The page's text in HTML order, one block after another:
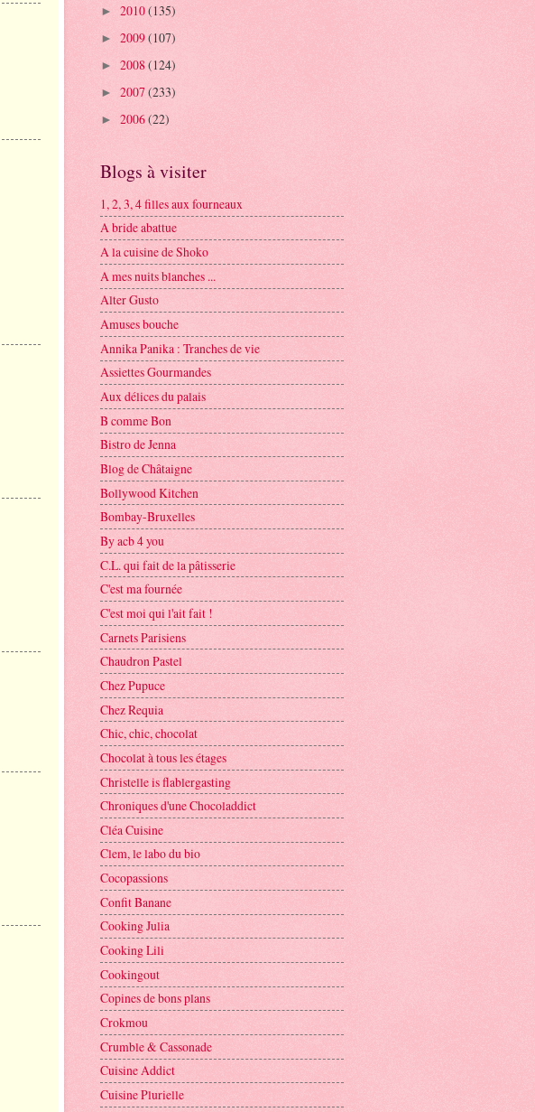
► 2010(135)
► 2009(107)
► 2008(124)
► 2007 (233)
► 2006(22)
Blogs à visiter
1, 2, 3, 4 filles aux fourneaux
A bride abattue
A la cuisine de Shoko
A mes nuits blanches ...
Alter Gusto
Amuses bouche
Annika Panika : Tranches de vie
Assiettes Gourmandes
Aux délices du palais
B comme Bon
Bistro de Jenna
Blog de Châtaigne
Bollywood Kitchen
Bombay-Bruxelles
By acb 4 you
C.L. qui fait de la pâtisserie
C'est ma fournée
C'est moi qui l'ait fait !
Carnets Parisiens
Chaudron Pastel
Chez Pupuce
Chez Requia
Chic, chic, chocolat
Chocolat à tous les étages
Christelle is flablergasting
Chroniques d'une Chocoladdict
Cléa Cuisine
Clem, le labo du bio
Cocopassions
Confit Banane
Cooking Julia
Cooking Lili
Cookingout
Copines de bons plans
Crokmou
Crumble & Cassonade
Cuisine Addict
Cuisine Plurielle